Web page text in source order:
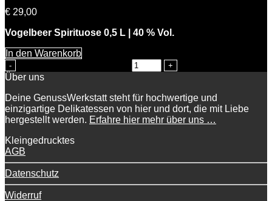
€ 29,00
Vogelbeer Spirituose 0,5 L | 40 % Vol.
In den Warenkorb
Über uns
Deine GenussWerkstatt steht für hochwertige und
einzigartige Delikatessen von hier und dort, die mit Liebe
hergestellt werden. Erfahre hier mehr über uns …
Kleingedrucktes
AGB
Datenschutz
Widerruf